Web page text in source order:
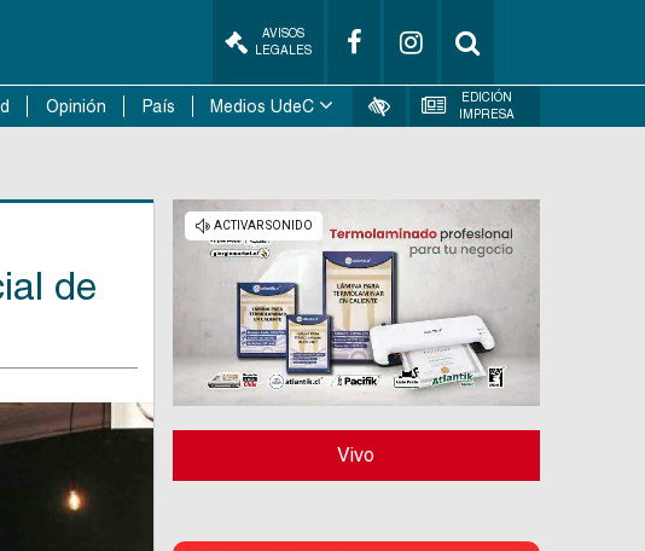
AVISOS
LEGALES
Opinión País Medios UdeC
EDICIÓN
IMPRESA
de
Vivo